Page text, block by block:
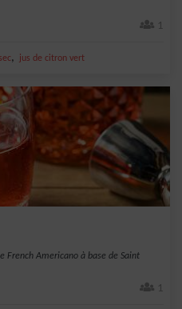
1
, jus de citron vert
French Americano à base de Saint
1